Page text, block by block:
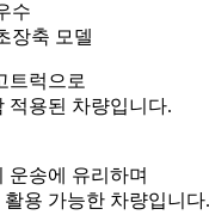
수
장축 모델
트럭으로
적용된 차량입니다.
운송에 유리하며
용 가능한 차량입니다.